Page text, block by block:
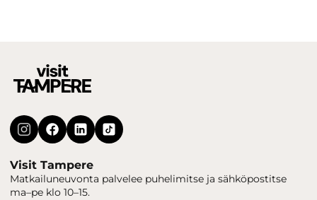
Visit Tampere
Matkailuneuvonta palvelee puhelimitse ja sähköpostitse
ma–pe klo 10–15.